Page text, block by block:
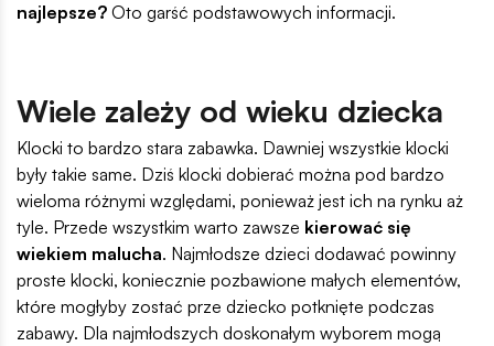
najlepsze? Oto garść podstawowych informacji.
Wiele zależy od wieku dziecka
Klocki to bardzo stara zabawka. Dawniej wszystkie klocki
były takie same. Dziś klocki dobierać można pod bardzo
wieloma różnymi względami, ponieważ jest ich na rynku aż
tyle. Przede wszystkim warto zawsze kierować się
wiekiem malucha. Najmłodsze dzieci dodawać powinny
proste klocki, koniecznie pozbawione małych elementów,
które mogłyby zostać prze dziecko potknięte podczas
zabawy. Dla najmłodszych doskonałym wyborem mogą